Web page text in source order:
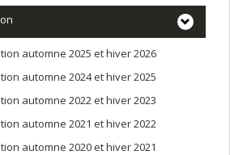
automne 2025 et hiver 2026
automne 2024 et hiver 2025
automne 2022 et hiver 2023
automne 2021 et hiver 2022
automne 2020 et hiver 2021